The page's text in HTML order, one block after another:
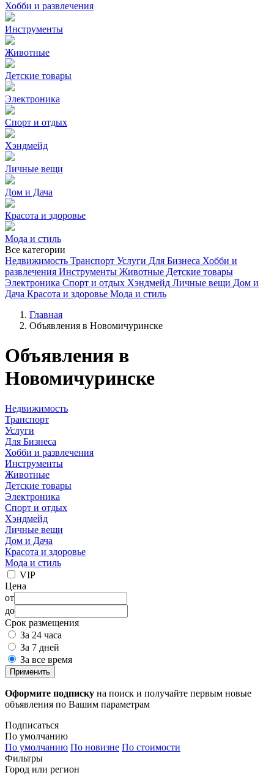
Хобби и развлечения
Инструменты
Животные
Детские товары
Электроника
Спорт и отдых
Хэндмейд
Личные вещи
Дом и Дача
Красота и здоровье
Мода и стиль
Все категории
Недвижимость Транспорт Услуги Для Бизнеса Хобби и
развлечения Инструменты Животные Детские товары
Электроника Спорт и отдых Хэндмейд Личные вещи Дом и
Дача Красота и здоровье Мода и стиль
Главная
Объявления в Новомичуринске
Объявления в
Новомичуринске
Недвижимость
Транспорт
Услуги
Для Бизнеса
Хобби и развлечения
Инструменты
Животные
Детские товары
Электроника
Спорт и отдых
Хэндмейд
Личные вещи
Дом и Дача
Красота и здоровье
Мода и стиль
VIP
Цена
от
до
Срок размещения
За 24 часа
За 7 дней
За все время
Применить
Оформите подписку на поиск и получайте первым новые
объявления по Вашим параметрам
Подписаться
По умолчанию
По умолчанию По новизне По стоимости
Фильтры
Город или регион